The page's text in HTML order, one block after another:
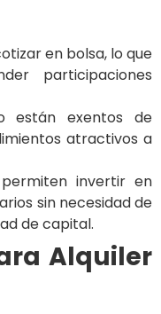
en bolsa, lo que
participaciones
están exentos de
atractivos a
permiten invertir en
sin necesidad de
de capital.
Alquiler